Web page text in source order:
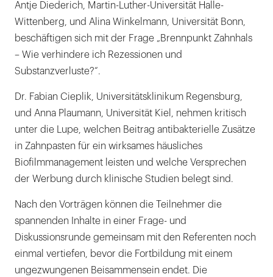
Antje Diederich, Martin-Luther-Universität Halle-
Wittenberg, und Alina Winkelmann, Universität Bonn,
beschäftigen sich mit der Frage „Brennpunkt Zahnhals
– Wie verhindere ich Rezessionen und
Substanzverluste?“.
Dr. Fabian Cieplik, Universitätsklinikum Regensburg,
und Anna Plaumann, Universität Kiel, nehmen kritisch
unter die Lupe, welchen Beitrag antibakterielle Zusätze
in Zahnpasten für ein wirksames häusliches
Biofilmmanagement leisten und welche Versprechen
der Werbung durch klinische Studien belegt sind.
Nach den Vorträgen können die Teilnehmer die
spannenden Inhalte in einer Frage- und
Diskussionsrunde gemeinsam mit den Referenten noch
einmal vertiefen, bevor die Fortbildung mit einem
ungezwungenen Beisammensein endet. Die